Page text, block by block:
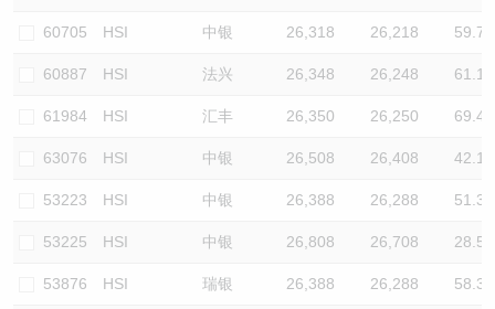
60705 HSI 中银 26,318 26,218 59.7
60887 HSI 法兴 26,348 26,248 61.1
61984 HSI 汇丰 26,350 26,250 69.4
63076 HSI 中银 26,508 26,408 42.1
53223 HSI 中银 26,388 26,288 51.3
53225 HSI 中银 26,808 26,708 28.5
53876 HSI 瑞银 26,388 26,288 58.3